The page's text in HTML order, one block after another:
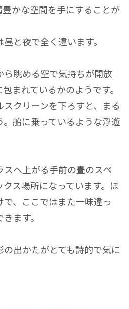
かな空間を手にすることが
と夜で全く違います。
ら眺める空で気持ちが開放
まれているかのようです。
クリーンを下ろすと、まる
船に乗っているような浮遊
スへ上がる手前の畳のスペ
ス場所になっています。ほ
で、ここではまた一味違っ
ます。
の出かたがとても詩的で気に